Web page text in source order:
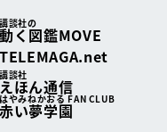
講談社の
動く図鑑MOVE
TELEMAGA.net
講談社
えほん通信
はやみねかおる FAN CLUB
赤い夢学園